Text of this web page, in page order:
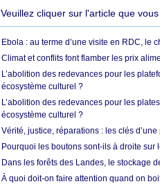
Veuillez cliquer sur l'article que
Ebola : au terme d’une visite en RDC, le
Climat et conflits font flamber les prix
L’abolition des redevances pour les
écosystème culturel ?
L’abolition des redevances pour les
écosystème culturel ?
Vérité, justice, réparations : les clés
Pourquoi les boutons sont-ils à droite sur
Dans les forêts des Landes, le stockage
À quoi doit-on faire attention quand on